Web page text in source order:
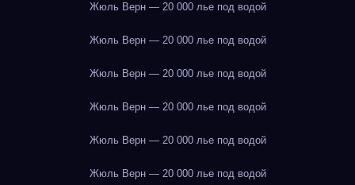
Жюль Верн — 20 000 лье под водой
Жюль Верн — 20 000 лье под водой
Жюль Верн — 20 000 лье под водой
Жюль Верн — 20 000 лье под водой
Жюль Верн — 20 000 лье под водой
Жюль Верн — 20 000 лье под водой